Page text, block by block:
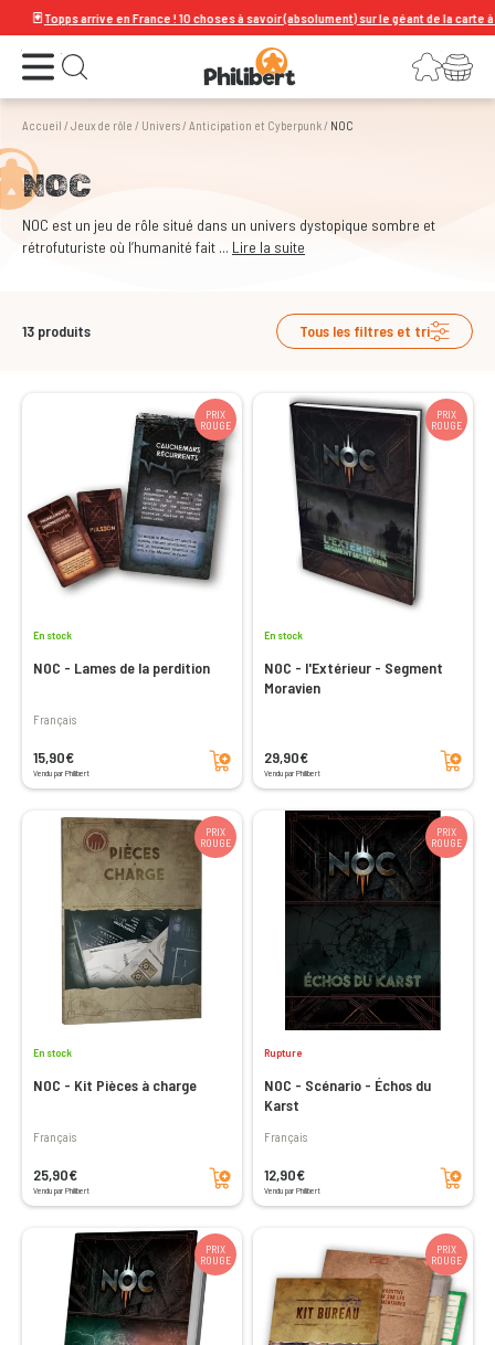
Topps arrive en France ! 10 choses à savoir (absolument) sur le géant de la carte à
Ouvrir le menu Ouvrir la recherche Connexion
Votre panier
Accueil / Jeux de rôle / Univers/ Anticipation et Cyberpunk/ NOC
NOC
NOC est un jeu de rôle situé dans un univers dystopique sombre et
rétrofuturiste où l’humanité fait ... Lire la suite
13 produits Tous les filtres et tri
PRIX
ROUGE
En stock
NOC - Lames de la perdition
Français
15,90€
Vendu par Philibert
Ajouter au panier
PRIX
ROUGE
En stock
NOC - l'Extérieur - Segment
Moravien
29,90€
Vendu par Philibert
Ajouter au panier
PRIX
ROUGE
En stock
NOC - Kit Pièces à charge
Français
25,90€
Vendu par Philibert
Ajouter au panier
PRIX
ROUGE
Rupture
NOC - Scénario - Échos du
Karst
Français
12,90€
Vendu par Philibert
Ajouter au panier
PRIX
ROUGE
PRIX
ROUGE